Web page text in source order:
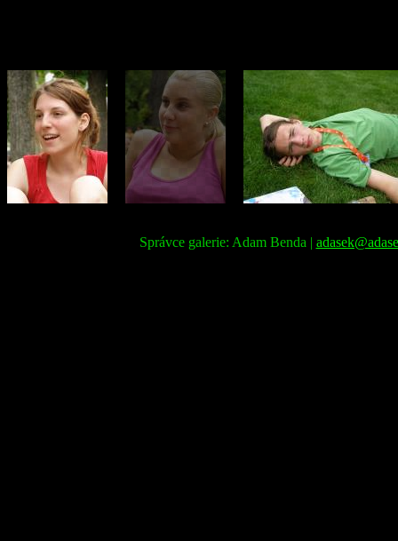
Správce galerie: Adam Benda |